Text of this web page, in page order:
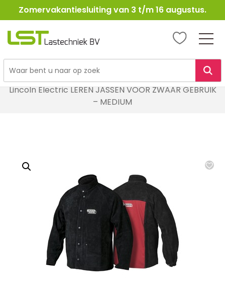
Ga
naar
Zomervakantiesluiting van 3 t/m 16 augustus.
LST
Lasbescherming
Lincoln Electric LEREN JASSEN VOOR ZWAAR GEBRUIK
– MEDIUM